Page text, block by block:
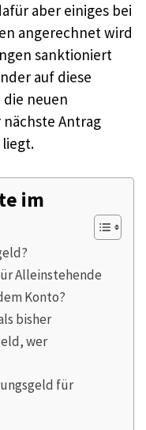
aber einiges bei
angerechnet wird
sanktioniert
auf diese
neuen
Antrag
im
Alleinstehende
Konto?
bisher
wer
für